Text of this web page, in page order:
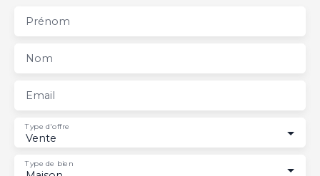
Prénom
Nom
Email
Vente
Type d'offre
Type de bien